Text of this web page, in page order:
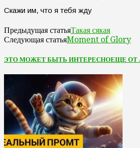
Скажи им, что я тебя жду
Предыдущая статьяТакая сякая
Следующая статьяMoment of Glory
ЭТО МОЖЕТ БЫТЬ ИНТЕРЕСНОЕЩЕ ОТ